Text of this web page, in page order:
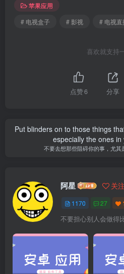
苹果应用
# 电视盒子
# 影视 # 电视直
喜欢就支持
点赞6 分享
Put blinders on to those things
especially the ones
不要去想那些阻碍你的事，尤其
阿星 关注
1170 27